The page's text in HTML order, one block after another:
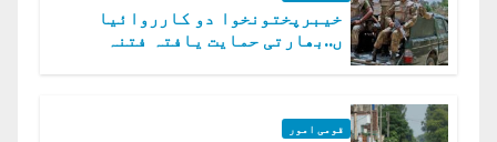
خیبرپختونخوا دو کارروائیا
ں..بھارتی حمایت یافتہ فتنہ
قومی امور